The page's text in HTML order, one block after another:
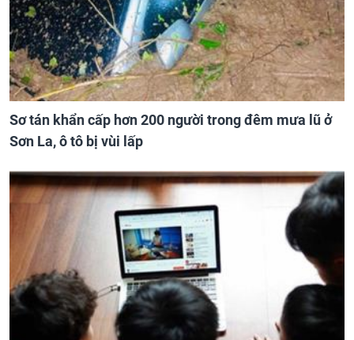
Sơ tán khẩn cấp hơn 200 người trong đêm mưa lũ ở
Sơn La, ô tô bị vùi lấp